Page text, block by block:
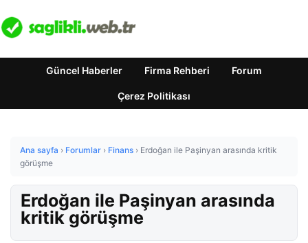
Güncel Haberler Firma Rehberi Forum
Çerez Politikası
Ana sayfa › Forumlar › Finans › Erdoğan ile Paşinyan arasında kritik
görüşme
Erdoğan ile Paşinyan arasında
kritik görüşme